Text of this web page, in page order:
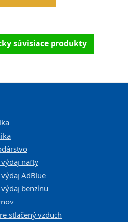
súvisiace produkty
výdaj nafty
AdBlue
benzínu
stlačený vzduch